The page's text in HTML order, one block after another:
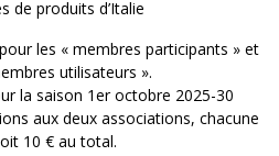
de produits d’Italie
les « membres participants » et
utilisateurs ».
la saison 1er octobre 2025-30
aux deux associations, chacune
10 € au total.